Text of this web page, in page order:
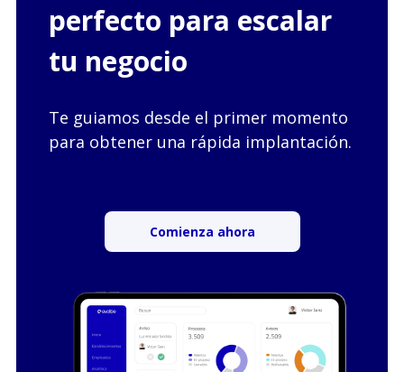
perfecto para escalar
tu negocio
Te guiamos desde el primer momento
para obtener una rápida implantación.
Comienza ahora